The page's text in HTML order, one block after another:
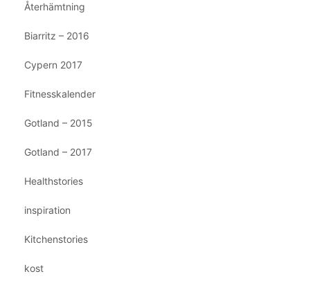
Återhämtning
Biarritz – 2016
Cypern 2017
Fitnesskalender
Gotland – 2015
Gotland – 2017
Healthstories
inspiration
Kitchenstories
kost